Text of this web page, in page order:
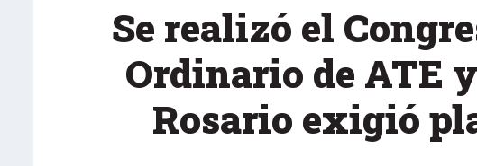
Se realizó el
Ordinario de ATE
Rosario exigió